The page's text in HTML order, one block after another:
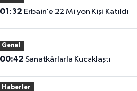
01:32 Erbain’e 22 Milyon Kişi Katıldı
Genel
00:42 Sanatkârlarla Kucaklaştı
Haberler